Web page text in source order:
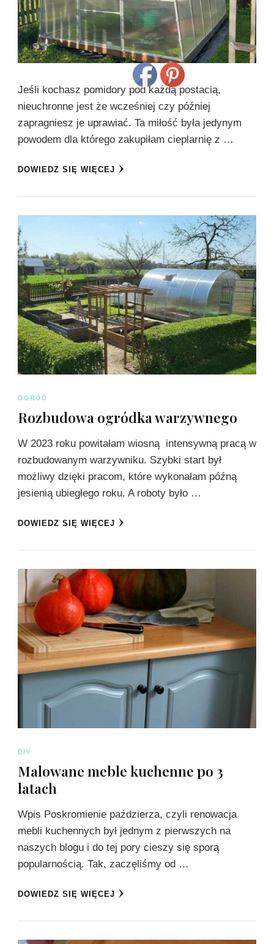
Jeśli kochasz pomidory pod każdą postacią,
nieuchronne jest że wcześniej czy później
zapragniesz je uprawiać. Ta miłość była jedynym
powodem dla którego zakupiłam cieplarnię z …
DOWIEDZ SIĘ WIĘCEJ
OGRÓD
Rozbudowa ogródka warzywnego
W 2023 roku powitałam wiosną intensywną pracą w
rozbudowanym warzywniku. Szybki start był
możliwy dzięki pracom, które wykonałam późną
jesienią ubiegłego roku. A roboty było …
DOWIEDZ SIĘ WIĘCEJ
DIY
Malowane meble kuchenne po 3
latach
Wpis Poskromienie paździerza, czyli renowacja
mebli kuchennych był jednym z pierwszych na
naszych blogu i do tej pory cieszy się sporą
popularnością. Tak, zaczęliśmy od …
DOWIEDZ SIĘ WIĘCEJ